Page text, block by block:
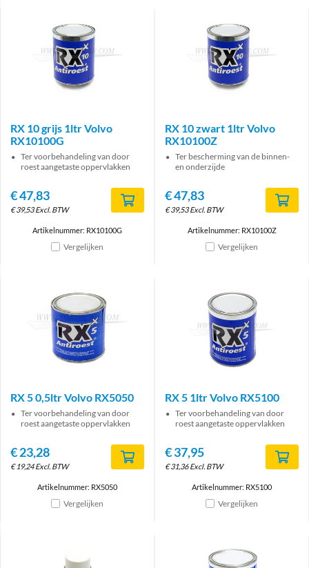
RX 10 grijs 1ltr Volvo
RX10100G
Ter voorbehandeling van door
roest aangetaste oppervlakken
€47,83
€39,53 Excl. BTW
Artikelnummer: RX10100G
Vergelijken
RX 10 zwart 1ltr Volvo
RX10100Z
Ter bescherming van de binnen-
en onderzijde
€47,83
€39,53 Excl. BTW
Artikelnummer: RX10100Z
Vergelijken
RX 5 0,5ltr Volvo RX5050
Ter voorbehandeling van door
roest aangetaste oppervlakken
€23,28
€19,24 Excl. BTW
Artikelnummer: RX5050
Vergelijken
RX 5 1ltr Volvo RX5100
Ter voorbehandeling van door
roest aangetaste oppervlakken
€37,95
€31,36 Excl. BTW
Artikelnummer: RX5100
Vergelijken